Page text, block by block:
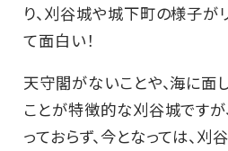
り、刈谷城や城下町の様子が
て面白い！
天守閣がないことや、海に面
ことが特徴的な刈谷城です
っておらず、今となっては、